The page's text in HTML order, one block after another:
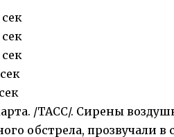
сек
сек
сек
сек
/ТАСС/. Сирены
обстрела, прозвучали